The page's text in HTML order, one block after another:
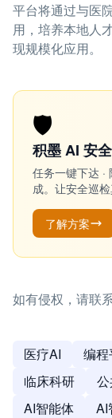
平台将通过与医
用，培养本地人
现规模化应用。
🛡️
积墨 AI 安
任务一键下达 ·
成。让安全巡
了解方案
如有侵权，请联系
医疗AI 编程
临床科研
AI智能体
AI